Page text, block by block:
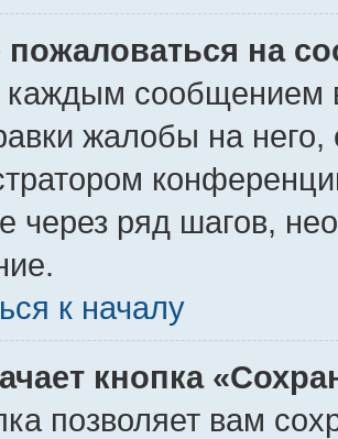
пожаловаться на
сообщением
жалобы на
через ряд шагов,
к началу
кнопка
позволяет вам